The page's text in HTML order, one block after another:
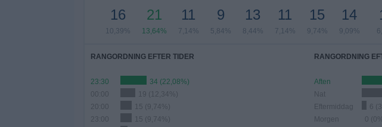
16
10,39%
21
13,64%
11
7,14%
9
5,84%
13
8,44%
11
7,14%
15
9,74%
14
9,09%
RANGORDNING EFTER TIDER
23:30
34 (22,08%)
19 (12,34%)
20:00
15 (9,74%)
23:00
15 (9,74%)
RANGORDNING
Aften
Nat
Eftermiddag
6
Morgen
0